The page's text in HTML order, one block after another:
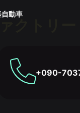
自動車
+090-